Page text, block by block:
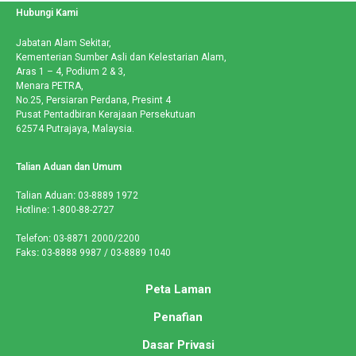
Hubungi Kami
Jabatan Alam Sekitar,
Kementerian Sumber Asli dan Kelestarian Alam,
Aras 1 – 4, Podium 2 & 3,
Menara PETRA,
No.25, Persiaran Perdana, Presint 4
Pusat Pentadbiran Kerajaan Persekutuan
62574 Putrajaya, Malaysia.
Talian Aduan dan Umum
Talian Aduan: 03-8889 1972
Hotline: 1-800-88-2727
Telefon: 03-8871 2000/2200
Faks: 03-8888 9987 / 03-8889 1040
Peta Laman
Penafian
Dasar Privasi